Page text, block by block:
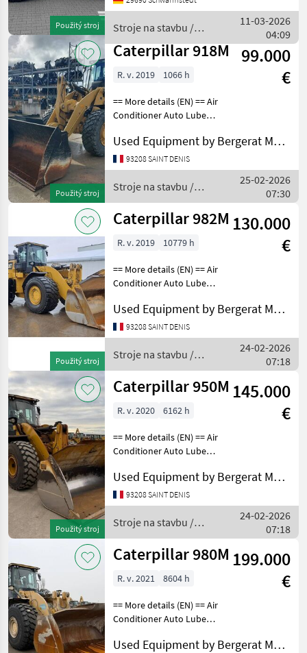
Použitý stroj
km/h, Hydrostatischer
IM KUNDENAUF
Stroje na stavbu /
Caterpillar
11-03-2026
04:09
Použitý stroj
Caterpillar 918M 99.000
€
R. v. 2019 1066 h
== More details (EN) == Air
Conditioner Auto Lube
Valve Beacon Bucket
Coupler - Quick Coupler
Type - Hydraulic Emissions
Level - EPA -
Used Equipment by Bergerat Monnoyeur
93208 SAINT DENIS
Stroje na stavbu /
Caterpillar
25-02-2026
07:30
Použitý stroj
Caterpillar 982M 130.000
€
R. v. 2019 10779 h
== More details (EN) == Air
Conditioner Auto Lube
Lock Emissions Level - EU -
EU STAGE IV Emissions
Level - Japan - STEP 4
FINAL Online
Used Equipment by Bergerat Monnoyeur
93208 SAINT DENIS
Stroje na stavbu /
Caterpillar
24-02-2026
07:18
Použitý stroj
Caterpillar 950M 145.000
€
R. v. 2020 6162 h
== More details (EN) == Air
Conditioner Auto Lube
Differential Lock Emissions
Level - EPA - EPA TIER 4f
Emissions Level - EU - EU
STAGE V Emissi
Used Equipment by Bergerat Monnoyeur
93208 SAINT DENIS
Stroje na stavbu /
Caterpillar
24-02-2026
07:18
Caterpillar 980M 199.000
€
R. v. 2021 8604 h
== More details (EN) == Air
Conditioner Auto Lube
- EU STAGE V Online
Used Equipment by Bergerat Monnoyeur